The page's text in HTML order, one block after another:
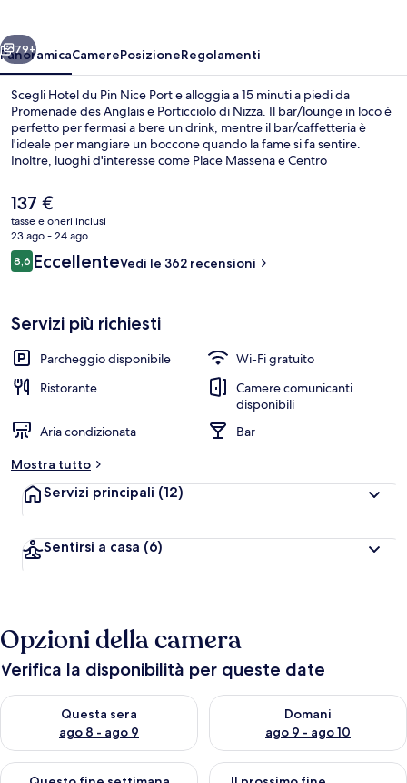
Avanti
79+
PanoramicaCamerePosizioneRegolamenti
Scegli Hotel du Pin Nice Port e alloggia a 15 minuti a piedi da
Promenade des Anglais e Porticciolo di Nizza. Il bar/lounge in loco è
perfetto per fermasi a bere un drink, mentre il bar/caffetteria è
l'ideale per mangiare un boccone quando la fame si fa sentire.
Inoltre, luoghi d'interesse come Place Massena e Centro
recensioni dei viaggiatori menzionano il personale gentile e la
posizione invidiabile. La struttura è una comoda base per spostarsi
con i mezzi pubblici: Fermata del tram di Garibaldi si trova a 4 min a
piedi e Fermata del tram di Acropolis a 8.
Il
prezzo
attuale
è
137 €
137 €
tasse e oneri inclusi
23 ago - 24 ago
Recensioni
8,68,6 su 10
EccellenteVedi le 362 recensioni
Servizi più richiesti
Parcheggio disponibile
Wi-Fi gratuito
Ristorante
Camere comunicanti
disponibili
Aria condizionata
Bar
Mostra tutto
Servizi principali (12)
Sentirsi a casa (6)
Opzioni della camera
Verifica la disponibilità per queste date
Questa sera
ago 8 - ago 9
Verifica la disponibilità per questa sera, ago 8 - ago 9
Domani
ago 9 - ago 10
Verifica la disponibilità per
Verifica la disponibilità per questo fine settimana, ago 14 -
Verifica la disponibilità per il